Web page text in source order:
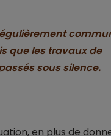
que les travaux de
sous silence.
en plus de